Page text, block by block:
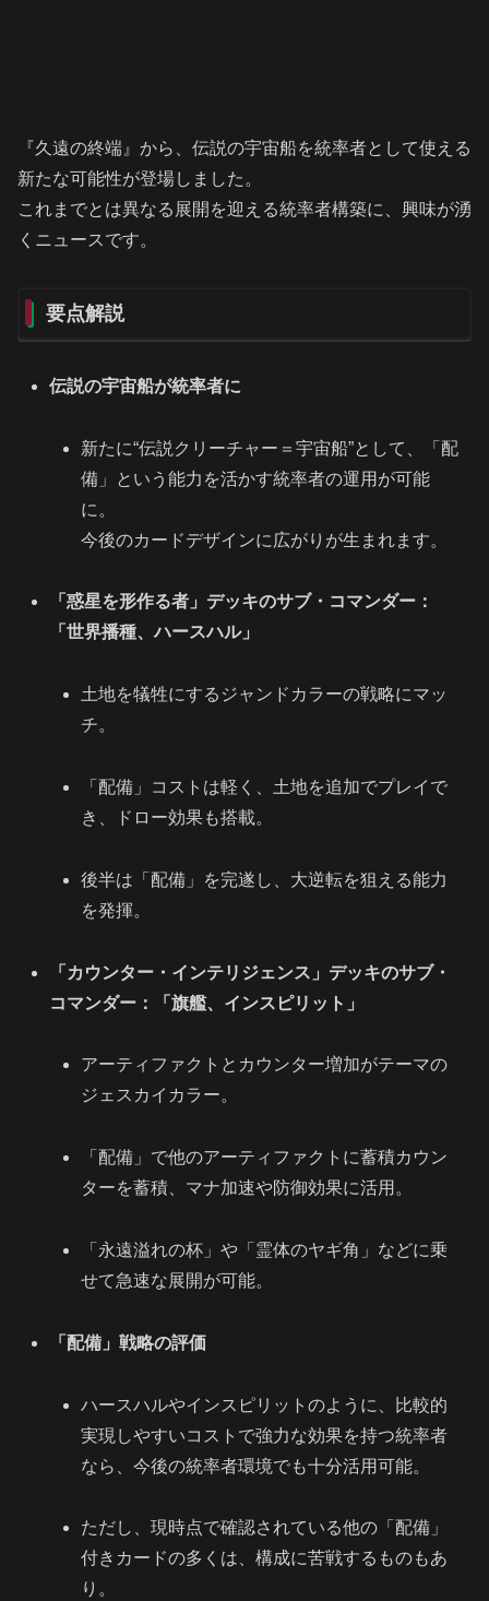
『久遠の終端』から、伝説の宇宙船を統率者として使える
新たな可能性が登場しました。
これまでとは異なる展開を迎える統率者構築に、興味が湧
くニュースです。
要点解説
伝説の宇宙船が統率者に
新たに“伝説クリーチャー＝宇宙船”として、「配
備」という能力を活かす統率者の運用が可能
に。
今後のカードデザインに広がりが生まれます。
「惑星を形作る者」デッキのサブ・コマンダー：
「世界播種、ハースハル」
土地を犠牲にするジャンドカラーの戦略にマッ
チ。
「配備」コストは軽く、土地を追加でプレイで
き、ドロー効果も搭載。
後半は「配備」を完遂し、大逆転を狙える能力
を発揮。
「カウンター・インテリジェンス」デッキのサブ・
コマンダー：「旗艦、インスピリット」
アーティファクトとカウンター増加がテーマの
ジェスカイカラー。
「配備」で他のアーティファクトに蓄積カウン
ターを蓄積、マナ加速や防御効果に活用。
「永遠溢れの杯」や「霊体のヤギ角」などに乗
せて急速な展開が可能。
「配備」戦略の評価
ハースハルやインスピリットのように、比較的
実現しやすいコストで強力な効果を持つ統率者
なら、今後の統率者環境でも十分活用可能。
ただし、現時点で確認されている他の「配備」
付きカードの多くは、構成に苦戦するものもあ
り。